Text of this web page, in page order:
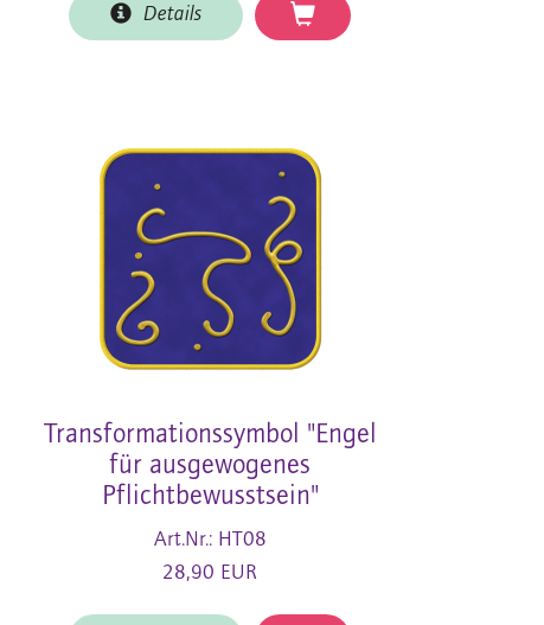
Details
Transformationssymbol "Engel
für ausgewogenes
Pflichtbewusstsein"
Art.Nr.: HT08
28,90 EUR